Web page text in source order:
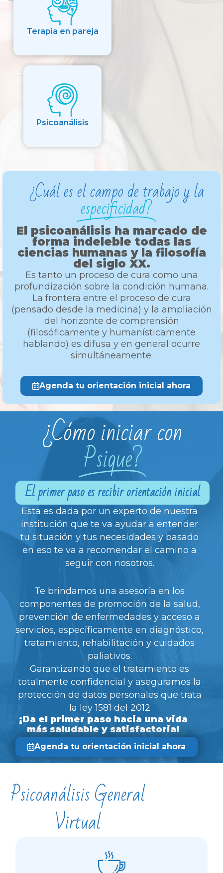
Terapia en pareja
Psicoanálisis
¿Cuál es el campo de trabajo y la
especificidad?
El psicoanálisis ha marcado de
forma indeleble todas las
ciencias humanas y la filosofía
del siglo XX.
Es tanto un proceso de cura como una
profundización sobre la condición humana.
La frontera entre el proceso de cura
(pensado desde la medicina) y la ampliación
del horizonte de comprensión
(filosóficamente y humanísticamente
hablando) es difusa y en general ocurre
simultáneamente.
Agenda tu orientación inicial ahora
¿Cómo iniciar con
Psique?
El primer paso es recibir orientación inicial
Esta es dada por un experto de nuestra
institución que te va ayudar a entender
tu situación y tus necesidades y basado
en eso te va a recomendar el camino a
seguir con nosotros.
Te brindamos una asesoría en los
componentes de promoción de la salud,
prevención de enfermedades y acceso a
servicios, específicamente en diagnóstico,
tratamiento, rehabilitación y cuidados
paliativos.
Garantizando que el tratamiento es
totalmente confidencial y aseguramos la
protección de datos personales que trata
la ley 1581 del 2012
¡Da el primer paso hacia una vida
más saludable y satisfactoria!
Agenda tu orientación inicial ahora
Psicoanálisis General
Virtual